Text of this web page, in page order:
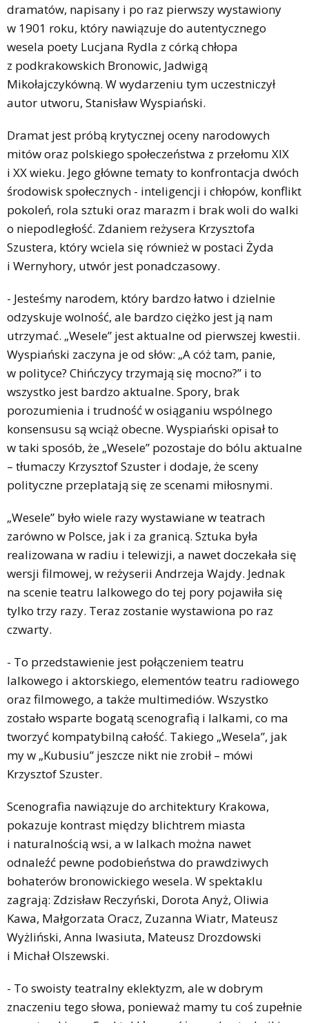
dramatów, napisany i po raz pierwszy wystawiony
w 1901 roku, który nawiązuje do autentycznego
wesela poety Lucjana Rydla z córką chłopa
z podkrakowskich Bronowic, Jadwigą
Mikołajczykówną. W wydarzeniu tym uczestniczył
autor utworu, Stanisław Wyspiański.
Dramat jest próbą krytycznej oceny narodowych
mitów oraz polskiego społeczeństwa z przełomu XIX
i XX wieku. Jego główne tematy to konfrontacja dwóch
środowisk społecznych - inteligencji i chłopów, konflikt
pokoleń, rola sztuki oraz marazm i brak woli do walki
o niepodległość. Zdaniem reżysera Krzysztofa
Szustera, który wciela się również w postaci Żyda
i Wernyhory, utwór jest ponadczasowy.
- Jesteśmy narodem, który bardzo łatwo i dzielnie
odzyskuje wolność, ale bardzo ciężko jest ją nam
utrzymać. „Wesele” jest aktualne od pierwszej kwestii.
Wyspiański zaczyna je od słów: „A cóż tam, panie,
w polityce? Chińczycy trzymają się mocno?” i to
wszystko jest bardzo aktualne. Spory, brak
porozumienia i trudność w osiąganiu wspólnego
konsensusu są wciąż obecne. Wyspiański opisał to
w taki sposób, że „Wesele” pozostaje do bólu aktualne
– tłumaczy Krzysztof Szuster i dodaje, że sceny
polityczne przeplatają się ze scenami miłosnymi.
„Wesele” było wiele razy wystawiane w teatrach
zarówno w Polsce, jak i za granicą. Sztuka była
realizowana w radiu i telewizji, a nawet doczekała się
wersji filmowej, w reżyserii Andrzeja Wajdy. Jednak
na scenie teatru lalkowego do tej pory pojawiła się
tylko trzy razy. Teraz zostanie wystawiona po raz
czwarty.
- To przedstawienie jest połączeniem teatru
lalkowego i aktorskiego, elementów teatru radiowego
oraz filmowego, a także multimediów. Wszystko
zostało wsparte bogatą scenografią i lalkami, co ma
tworzyć kompatybilną całość. Takiego „Wesela”, jak
my w „Kubusiu” jeszcze nikt nie zrobił – mówi
Krzysztof Szuster.
Scenografia nawiązuje do architektury Krakowa,
pokazuje kontrast między blichtrem miasta
i naturalnością wsi, a w lalkach można nawet
odnaleźć pewne podobieństwa do prawdziwych
bohaterów bronowickiego wesela. W spektaklu
zagrają: Zdzisław Reczyński, Dorota Anyż, Oliwia
Kawa, Małgorzata Oracz, Zuzanna Wiatr, Mateusz
Wyżliński, Anna Iwasiuta, Mateusz Drozdowski
i Michał Olszewski.
- To swoisty teatralny eklektyzm, ale w dobrym
znaczeniu tego słowa, ponieważ mamy tu coś zupełnie